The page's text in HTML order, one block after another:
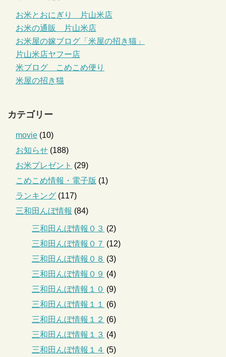
お米とおにぎり 片山米店
お米の通販 片山米店
お米屋の嫁ブログ「米屋の招き猫」
片山米店ヤフー店
米ブログ こめこめ便り
米屋の招き猫
カテゴリー
movie (10)
お知らせ (188)
お米プレゼント (29)
こめこめ情報・電子版 (1)
ランキング (117)
三和田んぼ情報 (84)
三和田んぼ情報０３ (2)
三和田んぼ情報０７ (12)
三和田んぼ情報０８ (3)
三和田んぼ情報０９ (4)
三和田んぼ情報１０ (9)
三和田んぼ情報１１
(6)
三和田んぼ情報１２ (6)
三和田んぼ情報１３ (4)
三和田んぼ情報１４ (5)